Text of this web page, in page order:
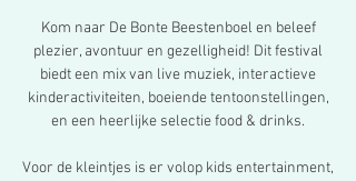
Kom naar De Bonte Beestenboel en beleef
plezier, avontuur en gezelligheid! Dit festival
biedt een mix van live muziek, interactieve
kinderactiviteiten, boeiende tentoonstellingen,
en een heerlijke selectie food & drinks.
Voor de kleintjes is er volop kids entertainment,